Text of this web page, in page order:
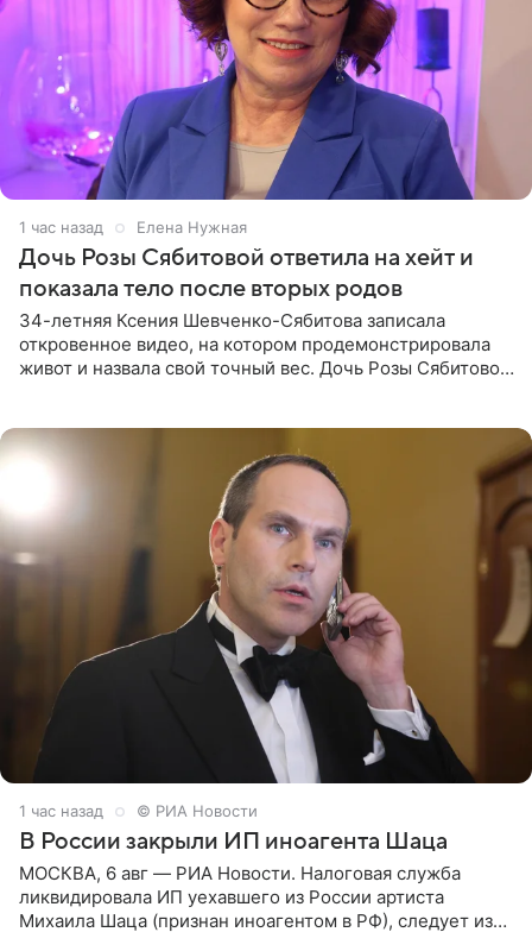
1 час назад Елена Нужная
Дочь Розы Сябитовой ответила на хейт и
показала тело после вторых родов
34-летняя Ксения Шевченко-Сябитова записала
откровенное видео, на котором продемонстрировала
живот и назвала свой точный вес. Дочь Розы Сябитовой
1 час назад © РИА Новости
В России закрыли ИП иноагента Шаца
МОСКВА, 6 авг — РИА Новости. Налоговая служба
ликвидировала ИП уехавшего из России артиста
Михаила Шаца (признан иноагентом в РФ), следует из